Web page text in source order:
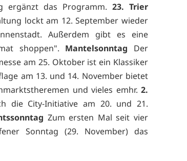
ergänzt das Programm. 23. Trier
lockt am 12. September wieder
Außerdem gibt es eine
shoppen". Mantelsonntag Der
am 25. Oktober ist ein Klassiker
am 13. und 14. November bietet
und vieles emhr. 2.
die City-Initiative am 20. und 21.
Zum ersten Mal seit vier
Sonntag (29. November) das